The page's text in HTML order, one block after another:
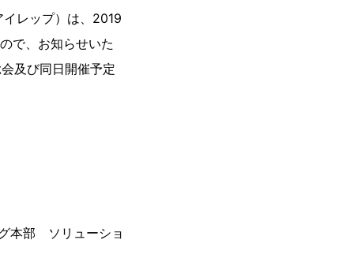
レップ）は、2019
で、お知らせいた
及び同日開催予定
本部 ソリューショ